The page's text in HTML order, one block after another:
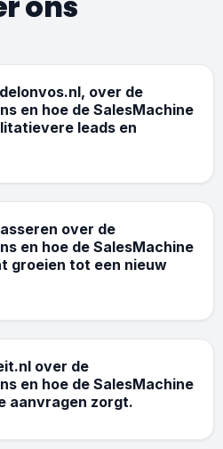
over de
en hoe de SalesMachine
leads en
over de
en hoe de SalesMachine
groeien tot een nieuw
over de
en hoe de SalesMachine
aanvragen zorgt.